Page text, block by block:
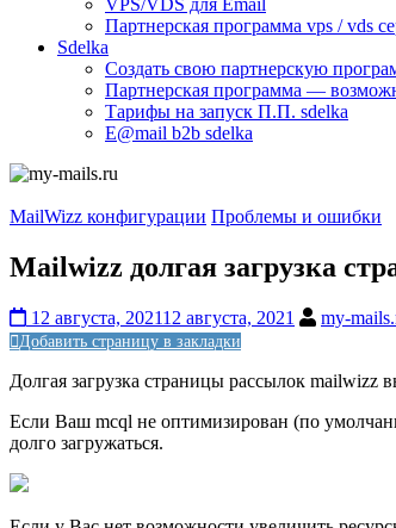
VPS/VDS для Email
Партнерская программа vps / vds
Sdelka
Создать свою партнерскую
Партнерская программа —
Тарифы на запуск П.П. sdelka
E@mail b2b sdelka
MailWizz конфигурации Проблемы и ошибки
Mailwizz долгая загрузка
12 августа, 202112 августа, 2021 my-
Добавить страницу в закладки
Долгая загрузка страницы рассылок mailwizz
Если Ваш mcql не оптимизирован (по
долго загружаться.